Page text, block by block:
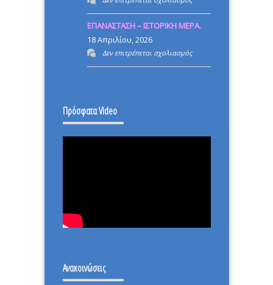
Καλού!
ΡΙΖΙΚΗ
ΜΕΤΑΡΡΥΘΜΙΣΗ
ΕΠΑΝΑΣΤΑΣΗ – ΙΣΤΟΡΙΚΗ ΜΕΡΑ.
18 Απριλίου, 2026
Δεν επιτρέπεται σχολιασμόςστο
ΕΠΑΝΑΣΤΑΣΗ
Πρόσφατα Video
Ανακοινώσεις